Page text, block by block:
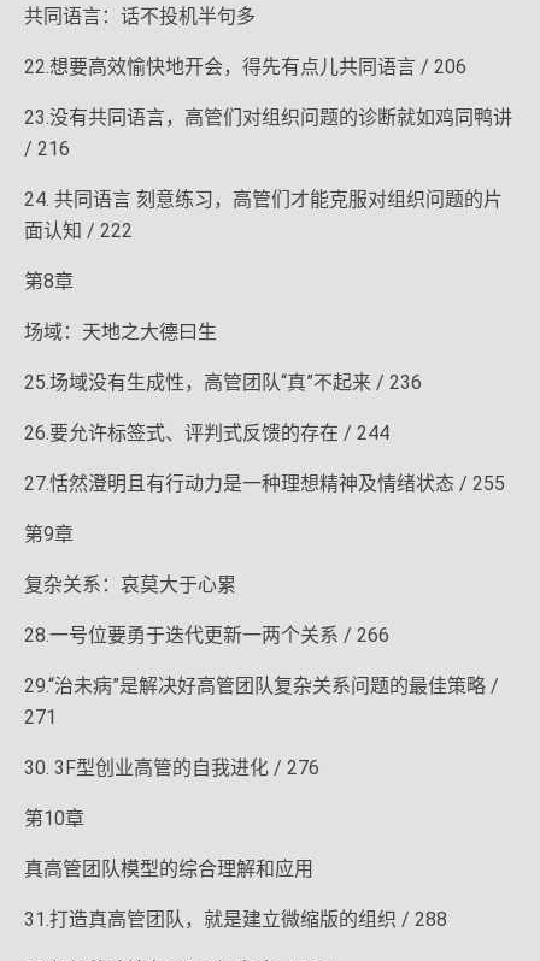
共同语言：话不投机半句多
22.想要高效愉快地开会，得先有点儿共同语言 / 206
23.没有共同语言，高管们对组织问题的诊断就如鸡同鸭讲
/ 216
24. 共同语言 刻意练习，高管们才能克服对组织问题的片
面认知 / 222
第8章
场域：天地之大德曰生
25.场域没有生成性，高管团队“真”不起来 / 236
26.要允许标签式、评判式反馈的存在 / 244
27.恬然澄明且有行动力是一种理想精神及情绪状态 / 255
第9章
复杂关系：哀莫大于心累
28.一号位要勇于迭代更新一两个关系 / 266
29.“治未病”是解决好高管团队复杂关系问题的最佳策略 /
271
30. 3F型创业高管的自我进化 / 276
第10章
真高管团队模型的综合理解和应用
31.打造真高管团队，就是建立微缩版的组织 / 288